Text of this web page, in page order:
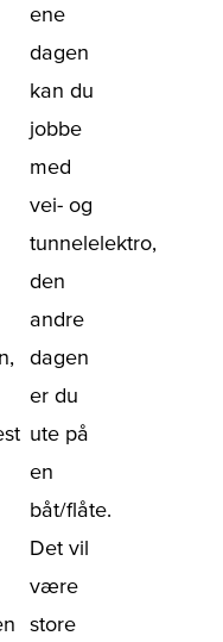
ene
dagen
kan du
jobbe
med
vei- og
tunnelelektro,
den
andre
dagen
er du
ute på
en
båt/flåte.
Det vil
være
store